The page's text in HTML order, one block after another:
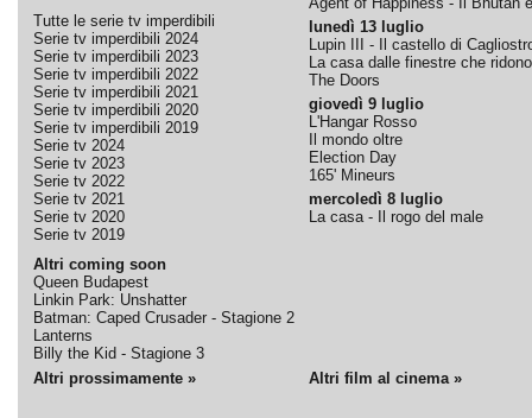
Tutte le serie tv imperdibili
Serie tv imperdibili 2024
Serie tv imperdibili 2023
Serie tv imperdibili 2022
Serie tv imperdibili 2021
Serie tv imperdibili 2020
Serie tv imperdibili 2019
Serie tv 2024
Serie tv 2023
Serie tv 2022
Serie tv 2021
Serie tv 2020
Serie tv 2019
Altri coming soon
Queen Budapest
Linkin Park: Unshatter
Batman: Caped Crusader - Stagione 2
Lanterns
Billy the Kid - Stagione 3
lunedì 13 luglio
Lupin III - Il castello di
La casa dalle finestre che ridono
The Doors
giovedì 9 luglio
L'Hangar Rosso
Il mondo oltre
Election Day
165' Mineurs
mercoledì 8 luglio
La casa - Il rogo del male
Altri prossimamente » Altri film al cinema »